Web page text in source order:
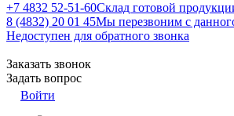
+7 4832 52-51-60Склад готовой
8 (4832) 20 01 45Мы перезвоним с
Недоступен для обратного звонка
Заказать звонок
Задать вопрос
Войти